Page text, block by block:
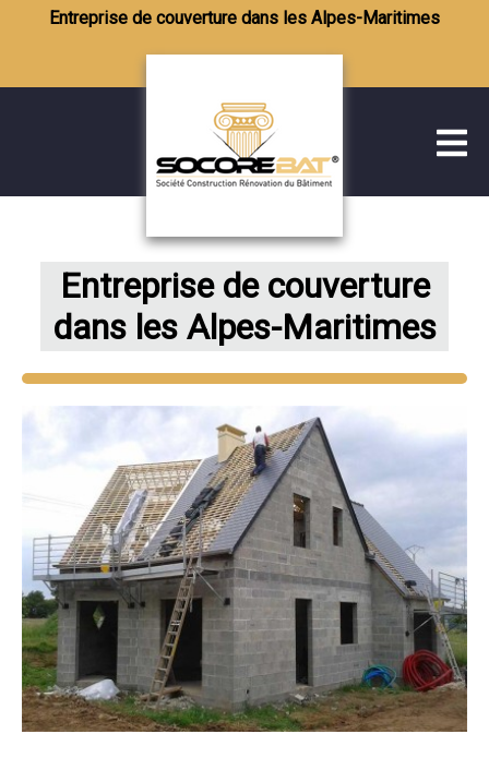
Entreprise de couverture dans les Alpes-Maritimes
Entreprise de couverture
dans les Alpes-Maritimes